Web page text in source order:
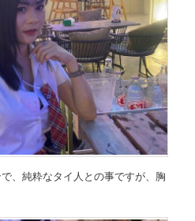
、純粋なタイ人との事ですが、胸